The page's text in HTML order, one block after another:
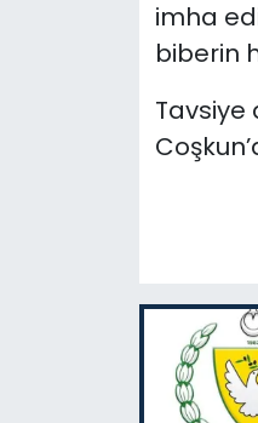
imha
biberin
Tavsiye
Yazarlar